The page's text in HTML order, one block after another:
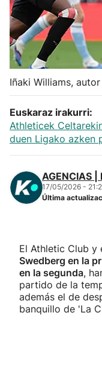
Atletismo
Carreras de
Más deportes
"Helmuga"
Iñaki Williams,
Euskaraz irakurri:
Athleticek
duen Ligako azken
AGENCIAS |
17/05/2026 -
Última
El Athletic Club y
Swedberg en la
en la segunda,
partido de la
además el de
banquillo de 'La